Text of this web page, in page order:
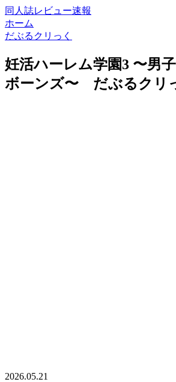
同人誌レビュー速報
ホーム
だぶるクリっく
妊活ハーレム学園3 〜男
ボーンズ〜 だぶるクリ
2026.05.21